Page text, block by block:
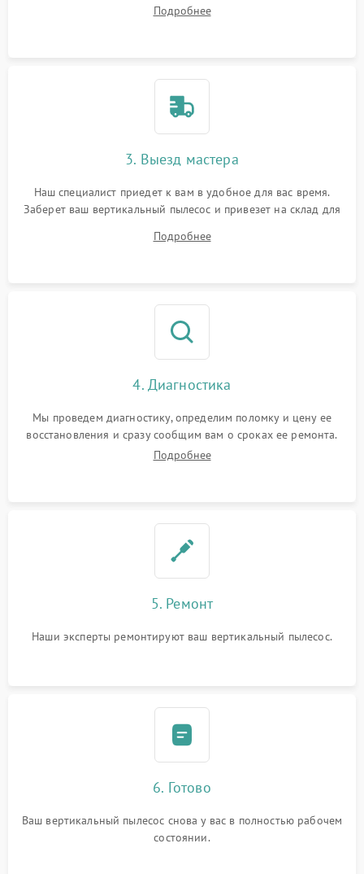
Подробнее
3. Выезд мастера
Наш специалист приедет к вам в удобное для вас время.
Заберет ваш вертикальный пылесос и привезет на склад для
Подробнее
4. Диагностика
Мы проведем диагностику, определим поломку и цену ее
восстановления и сразу сообщим вам о сроках ее ремонта.
Подробнее
5. Ремонт
Наши эксперты ремонтируют ваш вертикальный пылесос.
6. Готово
Ваш вертикальный пылесос снова у вас в полностью рабочем
состоянии.